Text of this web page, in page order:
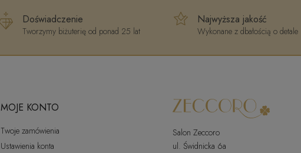
Doświadczenie
Tworzymy biżuterię od ponad 25 lat
Najwyższa jakość
Wykonane z dbałością o detale
MOJE KONTO
Twoje zamówienia
Ustawienia konta
Salon Zeccoro
ul. Świdnicka 6a